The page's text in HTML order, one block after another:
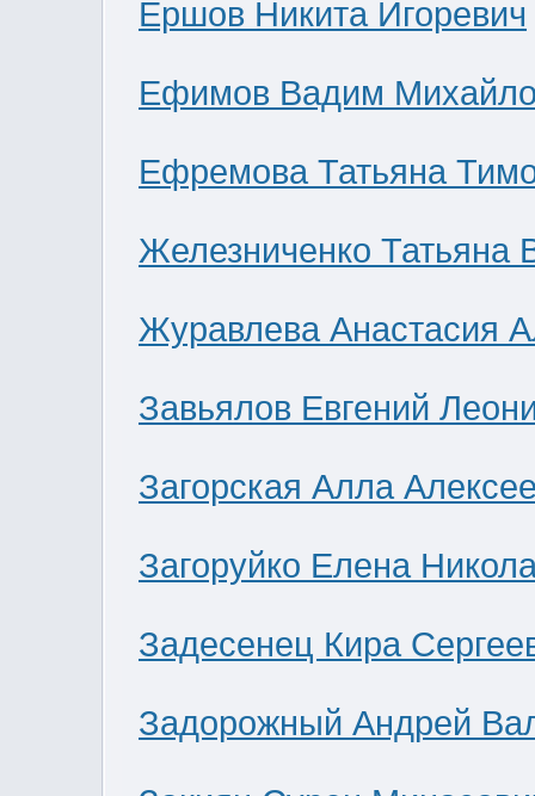
Ершов Никита Игоревич
Ефимов Вадим
Ефремова Татьяна
Железниченко Татьяна
Журавлева Анастасия
Завьялов Евгений
Загорская Алла
Загоруйко Елена
Задесенец Кира
Задорожный Андрей